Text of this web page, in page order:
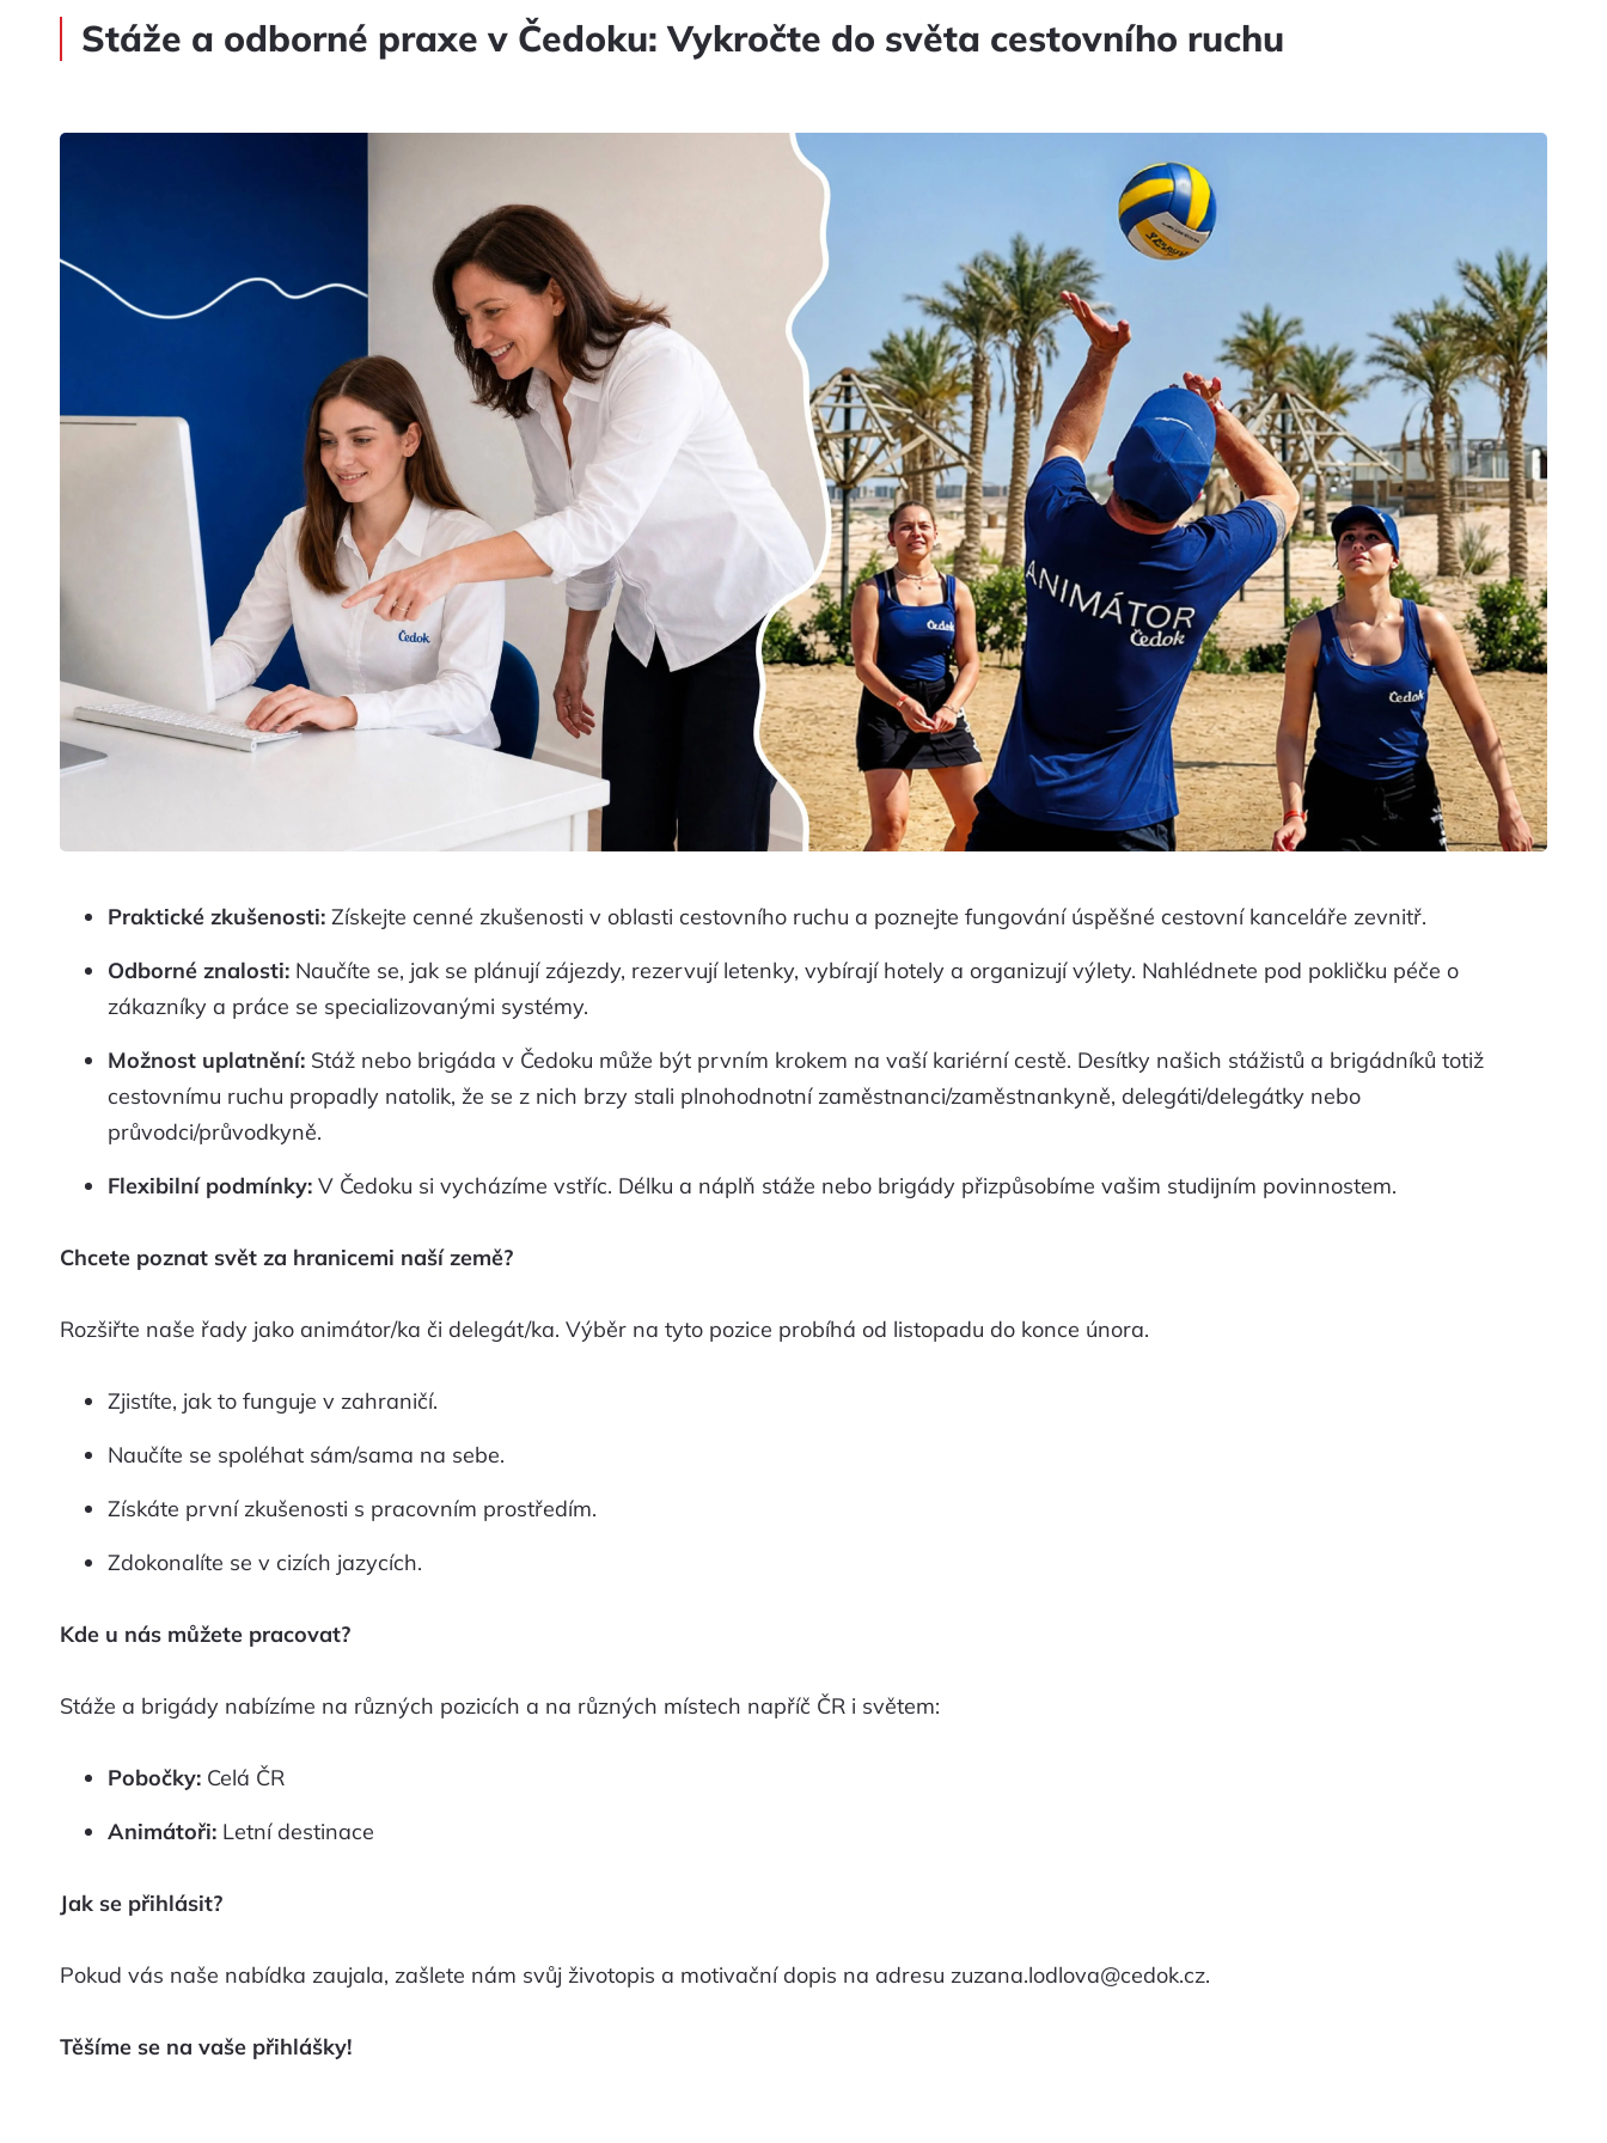
Stáže a odborné praxe v Čedoku: Vykročte do světa cestovního ruchu
Praktické zkušenosti: Získejte cenné zkušenosti v oblasti cestovního ruchu a poznejte fungování úspěšné cestovní kanceláře zevnitř.
Odborné znalosti: Naučíte se, jak se plánují zájezdy, rezervují letenky, vybírají hotely a organizují výlety. Nahlédnete pod pokličku péče o
zákazníky a práce se specializovanými systémy.
Možnost uplatnění: Stáž nebo brigáda v Čedoku může být prvním krokem na vaší kariérní cestě. Desítky našich stážistů a brigádníků totiž
cestovnímu ruchu propadly natolik, že se z nich brzy stali plnohodnotní zaměstnanci/zaměstnankyně, delegáti/delegátky nebo
průvodci/průvodkyně.
Flexibilní podmínky: V Čedoku si vycházíme vstříc. Délku a náplň stáže nebo brigády přizpůsobíme vašim studijním povinnostem.
Chcete poznat svět za hranicemi naší země?
Rozšiřte naše řady jako animátor/ka či delegát/ka. Výběr na tyto pozice probíhá od listopadu do konce února.
Zjistíte, jak to funguje v zahraničí.
Naučíte se spoléhat sám/sama na sebe.
Získáte první zkušenosti s pracovním prostředím.
Zdokonalíte se v cizích jazycích.
Kde u nás můžete pracovat?
Stáže a brigády nabízíme na různých pozicích a na různých místech napříč ČR i světem:
Pobočky: Celá ČR
Animátoři: Letní destinace
Jak se přihlásit?
Pokud vás naše nabídka zaujala, zašlete nám svůj životopis a motivační dopis na adresu zuzana.lodlova@cedok.cz.
Těšíme se na vaše přihlášky!